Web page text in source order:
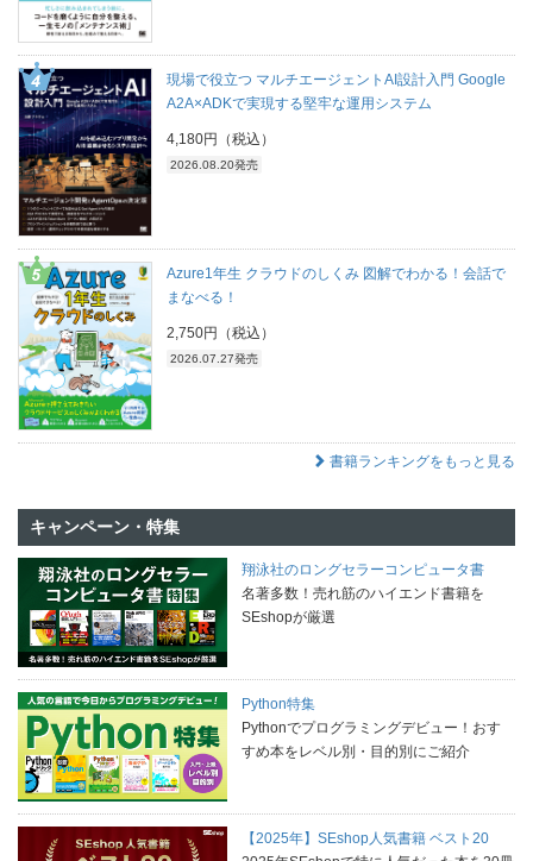
現場で役立つ マルチエージェントAI設計入門 Google
A2A×ADKで実現する堅牢な運用システム
4,180円（税込）
2026.08.20発売
Azure1年生 クラウドのしくみ 図解でわかる！会話で
まなべる！
2,750円（税込）
2026.07.27発売
書籍ランキングをもっと見る
キャンペーン・特集
翔泳社のロングセラーコンピュータ書
名著多数！売れ筋のハイエンド書籍を
SEshopが厳選
Python特集
Pythonでプログラミングデビュー！おす
すめ本をレベル別・目的別にご紹介
【2025年】SEshop人気書籍 ベスト20